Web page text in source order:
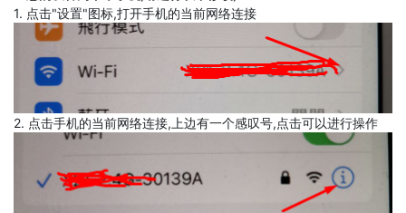
1. 点击"设置"图标,打开手机的当前网络连接
2. 点击手机的当前网络连接,上边有一个感叹号,点击可以进行操作